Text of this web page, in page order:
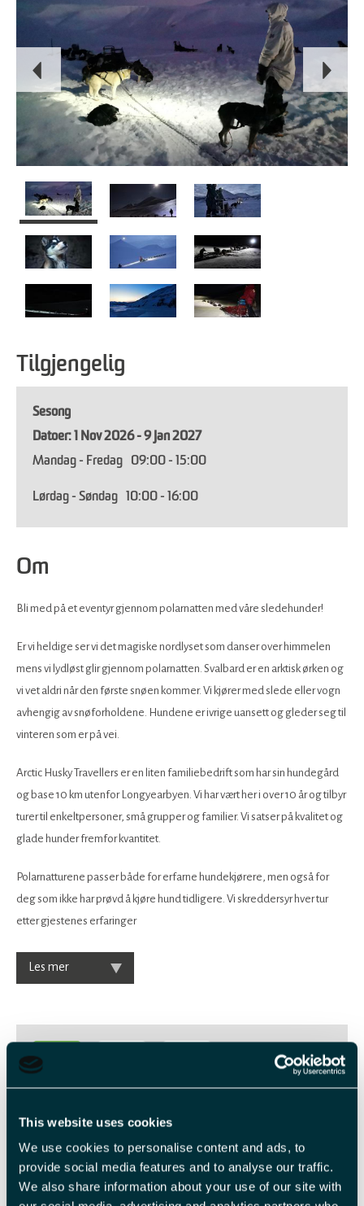
This website uses cookies
We use cookies to personalise content and ads, to
provide social media features and to analyse our traffic.
We also share information about your use of our site with
Tilgjengelig
Sesong
1 Nov 2026 - 9 Jan 2027
Mandag - Fredag
09:00 - 15:00
Lørdag - Søndag 10:00 - 16:00
Om
Bli med på et eventyr gjennom polarnatten med våre sledehunder!
Er vi heldige ser vi det magiske nordlyset som danser over himmelen
mens vi lydløst glir gjennom polarnatten. Svalbard er en arktisk ørken og
vi vet aldri når den første snøen kommer. Vi kjører med slede eller vogn
avhengig av snøforholdene. Hundene er ivrige uansett og gleder seg til
vinteren som er på vei.
Arctic Husky Travellers er en liten familiebedrift som har sin hundegård
og base 10 km utenfor Longyearbyen. Vi har vært her i over 10 år og tilbyr
turer til enkeltpersoner, små grupper og familier. Vi satser på kvalitet og
glade hunder fremfor kvantitet.
Polarnatturene passer både for erfarne hundekjørere, men også for
deg som ikke har prøvd å kjøre hund tidligere. Vi skreddersyr hver tur
etter gjestenes erfaringer
Les mer
-
Veiledende priser
Billettype Billettavgift